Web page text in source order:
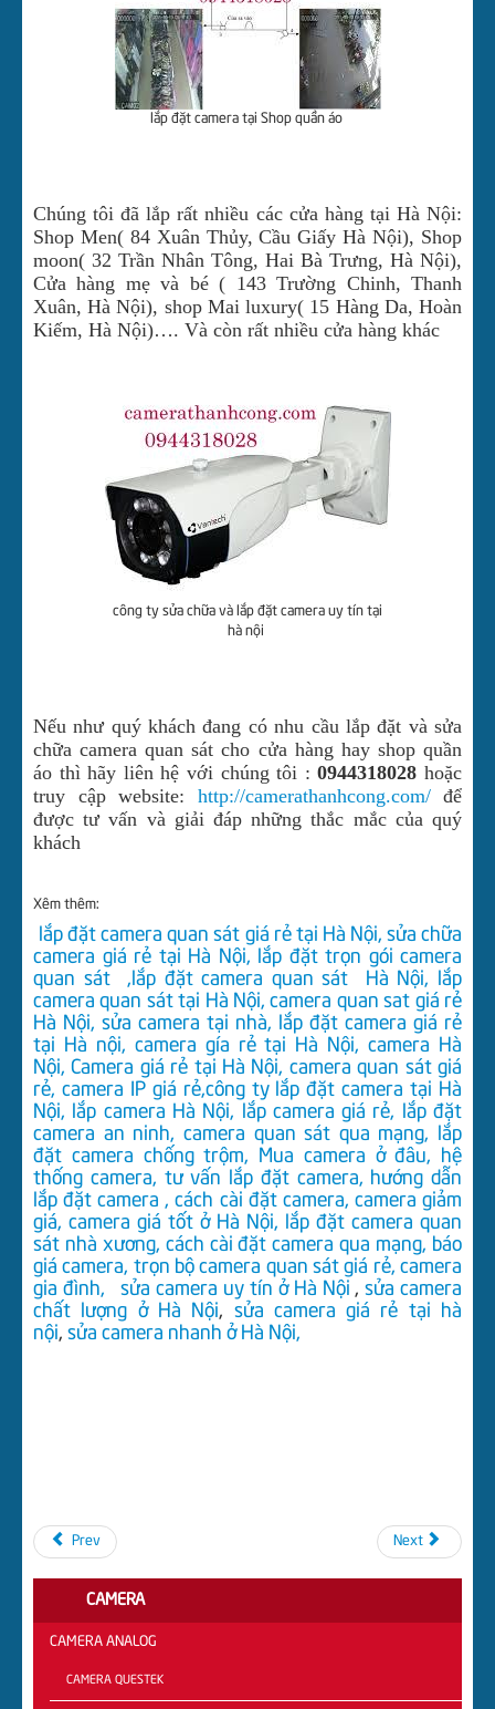
lắp đặt camera tại Shop quần áo
Chúng tôi đã lắp rất nhiều các cửa hàng tại Hà Nội:
Shop Men( 84 Xuân Thủy, Cầu Giấy Hà Nội), Shop
moon( 32 Trần Nhân Tông, Hai Bà Trưng, Hà Nội),
Cửa hàng mẹ và bé ( 143 Trường Chinh, Thanh
Xuân, Hà Nội), shop Mai luxury( 15 Hàng Da, Hoàn
Kiếm, Hà Nội)…. Và còn rất nhiều cửa hàng khác
công ty sửa chữa và lắp đặt camera uy tín tại
hà nội
Nếu như quý khách đang có nhu cầu lắp đặt và sửa
chữa camera quan sát cho cửa hàng hay shop quần
áo thì hãy liên hệ với chúng tôi :0944318028 hoặc
truy cập website: http://camerathanhcong.com/để
được tư vấn và giải đáp những thắc mắc của quý
khách
Xêm thêm:
lắp đặt camera quan sát giá rẻ tại Hà Nội, sửa chữa
camera giá rẻ tại Hà Nội, l ắp đặt trọn gói camera
quan sát
,lắp đặt camera quan sát Hà Nội, lắp
camera quan sát tại Hà Nội,camera quan sat giá rẻ
Hà Nội, sửa camera tại nhà,
lắp đặt camera giá rẻ
tại Hà nội, camera gía rẻ tại Hà Nội,camera Hà
Nội,Camera giá rẻ tại Hà Nội, camera quan sát giá
rẻ, camera IP giá rẻ,công ty lắp đặt camera tại Hà
Nội, lắp camera Hà Nội, lắp camera giá rẻ, lắp đặt
camera an ninh, camera quan sát qua mạng, lắp
đặt camera chống trộm, Mua camera ở đâu,
hệ
thống camera, tư vấn lắp đặt camera, hướng dẫn
lắp đặt camera , cách cài đặt camera, camera giảm
giá, camera giá tốt ở Hà Nội,
lắp đặt camera quan
sát nhà xương, cách cài đặt camera qua mạng, báo
giá camera, trọn bộ camera quan sát giá rẻ,camera
gia đình,
sửa camera uy tín ở Hà Nội ,sửa camera
chất lượng ở Hà Nội, sửa camera giá rẻ tại hà
nội, sửa camera nhanh ở Hà Nội,
Prev Next
CAMERA
CAMERA ANALOG
CAMERA QUESTEK